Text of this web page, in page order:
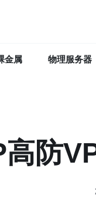
金属 物理服务器
防